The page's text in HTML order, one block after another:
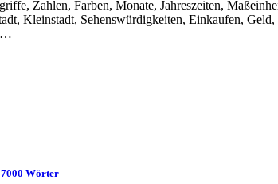
Zahlen, Farben, Monate, Jahreszeiten,
Kleinstadt, Sehenswürdigkeiten, Einkaufen,
…
7000 Wörter